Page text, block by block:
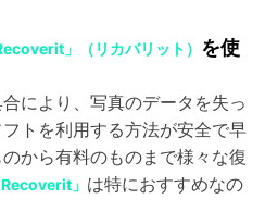
」（リカバリット） を使
により、写真のデータを失っ
トを利用する方法が安全で早
から有料のものまで様々な復
Recoverit」 は特におすすめなの